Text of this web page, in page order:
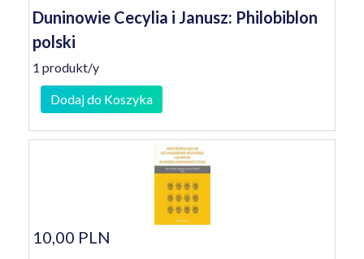
Duninowie Cecylia i Janusz: Philobiblon
polski
1 produkt/y
Dodaj do Koszyka
10,00 PLN